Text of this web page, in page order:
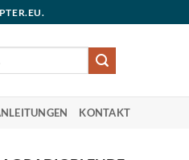
KONTAKT